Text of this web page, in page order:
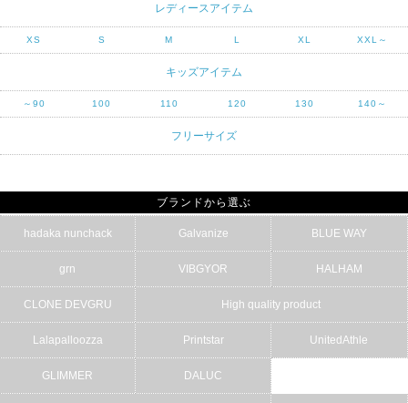
レディースアイテム
XS S M L XL XXL～
キッズアイテム
～90 100 110 120 130 140～
フリーサイズ
ブランドから選ぶ
hadaka nunchack Galvanize BLUE WAY
grn VIBGYOR HALHAM
CLONE DEVGRU High quality product
Lalapalloozza Printstar UnitedAthle
GLIMMER DALUC